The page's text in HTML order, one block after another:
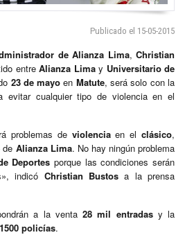
Publicado el 15-05-2015
de Alianza Lima, Christian
entre Alianza Limay Universitario de
23 de mayo en Matute, será solo con la
evitar cualquier tipo de violencia en el
problemas de violenciaen elclásico,
de Alianza Lima. No hay ningún problema
Deportes porque las condiciones serán
indicó Christian Bustos a la prensa
a la venta28 mil entradasy la
1500 policías.